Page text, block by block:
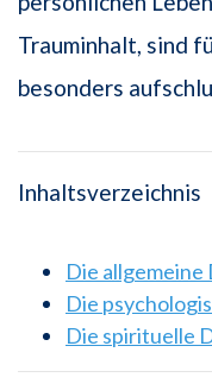
Trauminhalt, sind
besonders
Inhaltsverzeichnis
Die
Die
Die spirituelle